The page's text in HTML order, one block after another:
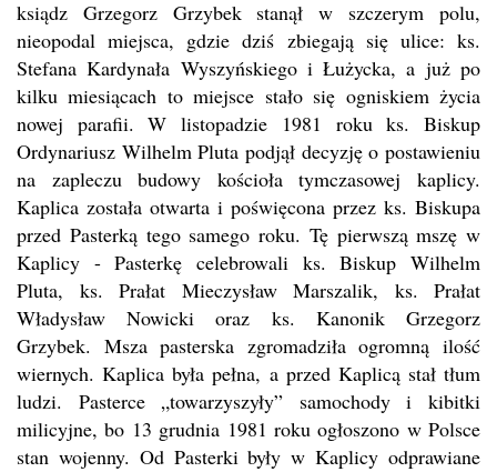
ksiądz Grzegorz Grzybek stanął w szczerym polu,
nieopodal miejsca, gdzie dziś zbiegają się ulice: ks.
Stefana Kardynała Wyszyńskiego i Łużycka, a już po
kilku miesiącach to miejsce stało się ogniskiem życia
nowej parafii. W listopadzie 1981 roku ks. Biskup
Ordynariusz Wilhelm Pluta podjął decyzję o postawieniu
na zapleczu budowy kościoła tymczasowej kaplicy.
Kaplica została otwarta i poświęcona przez ks. Biskupa
przed Pasterką tego samego roku. Tę pierwszą mszę w
Kaplicy - Pasterkę celebrowali ks. Biskup Wilhelm
Pluta, ks. Prałat Mieczysław Marszalik, ks. Prałat
Władysław Nowicki oraz ks. Kanonik Grzegorz
Grzybek. Msza pasterska zgromadziła ogromną ilość
wiernych. Kaplica była pełna, a przed Kaplicą stał tłum
ludzi. Pasterce „towarzyszyły” samochody i kibitki
milicyjne, bo 13 grudnia 1981 roku ogłoszono w Polsce
stan wojenny. Od Pasterki były w Kaplicy odprawiane